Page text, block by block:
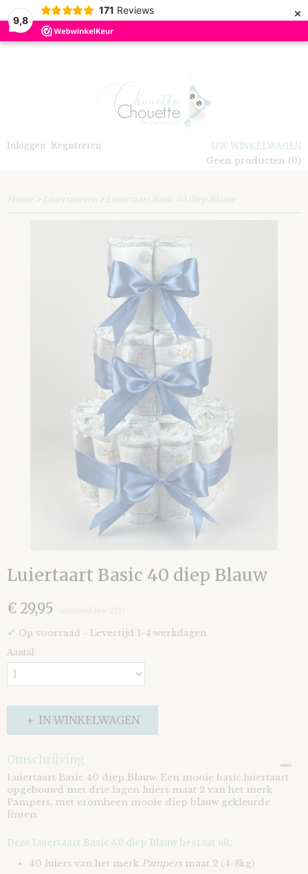
9,8
171 Reviews ×
Inloggen Registreren
UW WINKELWAGEN
Geen producten (0)
Home > Luiertaarten > Luiertaart Basic 40 diep Blauw
Luiertaart Basic 40 diep Blauw
€ 29,95
✓ Op voorraad - Levertijd 1-4 werkdagen
Aantal
IN WINKELWAGEN
Omschrijving
Luiertaart Basic 40 diep Blauw. Een mooie basic luiertaart
opgebouwd met drie lagen luiers maat 2 van het merk
Pampers, met eromheen mooie diep blauw gekleurde
linten.
Deze Luiertaart Basic 40 diep Blauw bestaat uit:
40 luiers van het merk Pampers maat 2 (4-8kg)